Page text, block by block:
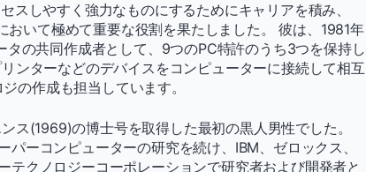
スしやすく強力なものにするためにキャリアを積み、
いて極めて重要な役割を果たしました。 彼は、1981年
の共同作成者として、9つのPC特許のうち3つを保持し
ンターなどのデバイスをコンピューターに接続して相互
の作成も担当しています。
ス(1969)の博士号を取得した最初の黒人男性でした。
ーコンピューターの研究を続け、IBM、ゼロックス、
テクノロジーコーポレーションで研究者および開発者と